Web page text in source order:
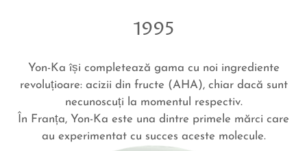
1995
Yon-Ka își completează gama cu noi ingrediente
revoluțioare: acizii din fructe (AHA), chiar dacă sunt
necunoscuți la momentul respectiv.
În Franța, Yon-Ka este una dintre primele mărci care
au experimentat cu succes aceste molecule.